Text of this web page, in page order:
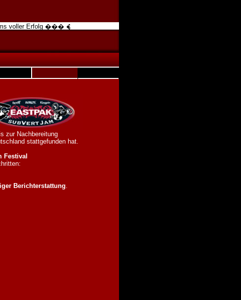
voller Erfolg ��� �ber 300 Sendetermine in 94 Nationen ��� �ber
zur Nachbereitung
stattgefunden hat.
Festival
Berichterstattung.